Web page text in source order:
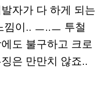
자가 다 하게 되는
낌이.. ㅡ..ㅡ 투철
도 불구하고 크로
은 만만치 않죠..